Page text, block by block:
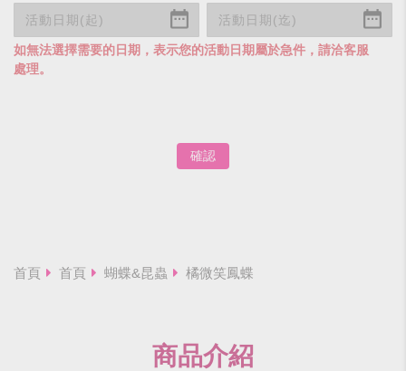
如無法選擇需要的日期，表示您的活動日期屬於急件，請洽客服
處理。
確認
首頁 首頁 蝴蝶&昆蟲 橘微笑鳳蝶
商品介紹